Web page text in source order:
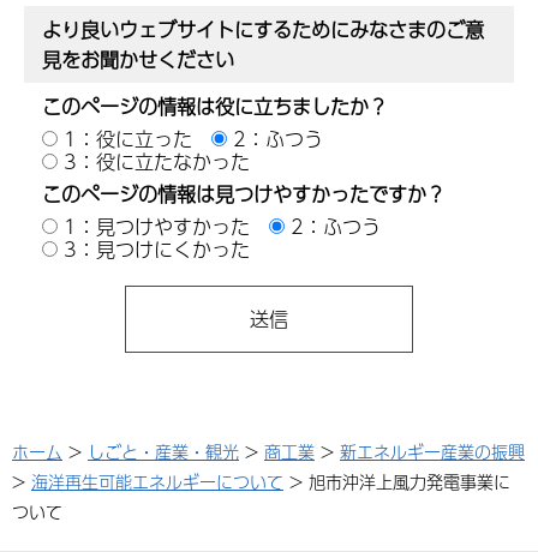
より良いウェブサイトにするためにみなさまのご意
見をお聞かせください
このページの情報は役に立ちましたか？
1：役に立った
2：ふつう
3：役に立たなかった
このページの情報は見つけやすかったですか？
1：見つけやすかった
2：ふつう
3：見つけにくかった
ホーム > しごと・産業・観光 > 商工業 > 新エネルギー産業の振興
> 海洋再生可能エネルギーについて > 旭市沖洋上風力発電事業に
ついて